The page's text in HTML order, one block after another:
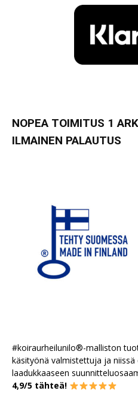
NOPEA TOIMITUS 1
ILMAINEN PALAUTUS
#koiraurheilunilo®-malliston
käsityönä valmistettuja ja
laadukkaaseen
4,9/5 tähteä!